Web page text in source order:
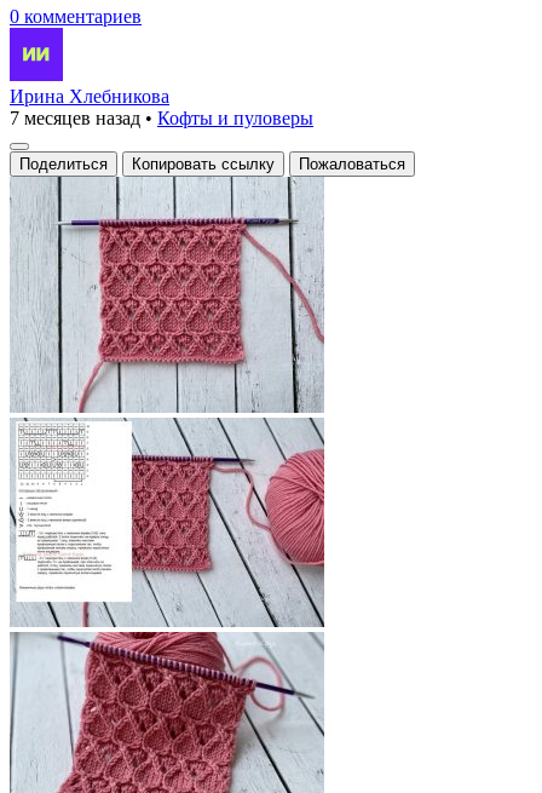
0 комментариев
Ирина Хлебникова
7 месяцев назад • Кофты и пуловеры
Поделиться Копировать ссылку Пожаловаться